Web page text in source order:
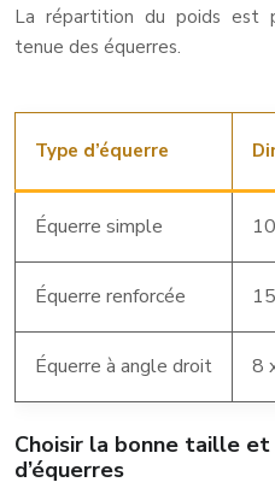
La répartition du poids est
tenue des équerres.
Type d’équerre
Équerre simple
Équerre renforcée
Équerre à angle droit 8
Choisir la bonne taille
d’équerres